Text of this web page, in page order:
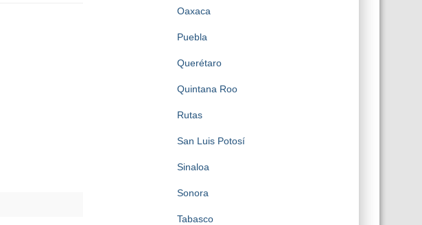
Oaxaca
Puebla
Querétaro
Quintana Roo
Rutas
San Luis Potosí
Sinaloa
Sonora
Tabasco